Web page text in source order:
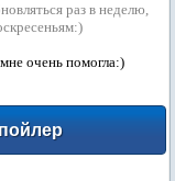
раз в неделю,
очень помогла:)